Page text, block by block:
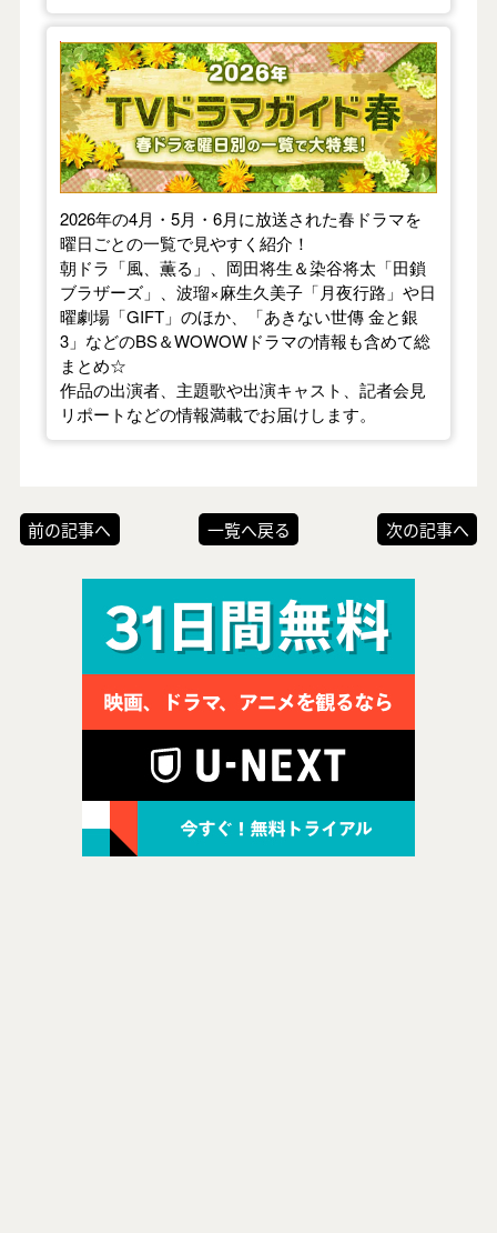
【2026年春】TVドラマガイド
2026年の4月・5月・6月に放送された春ドラマを
曜日ごとの一覧で見やすく紹介！
朝ドラ「風、薫る」、岡田将生＆染谷将太「田鎖
ブラザーズ」、波瑠×麻生久美子「月夜行路」や日
曜劇場「GIFT」のほか、「あきない世傳 金と銀
3」などのBS＆WOWOWドラマの情報も含めて総
まとめ☆
作品の出演者、主題歌や出演キャスト、記者会見
リポートなどの情報満載でお届けします。
前の記事へ 一覧へ戻る 次の記事へ